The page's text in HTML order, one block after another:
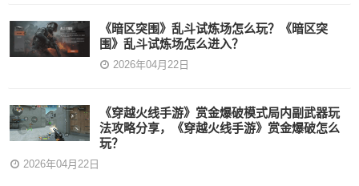
《暗区突围》乱斗试炼场怎么玩？《暗区突
围》乱斗试炼场怎么进入？
2026年04月22日
《穿越火线手游》赏金爆破模式局内副武器玩
法攻略分享，《穿越火线手游》赏金爆破怎么
玩？
2026年04月22日